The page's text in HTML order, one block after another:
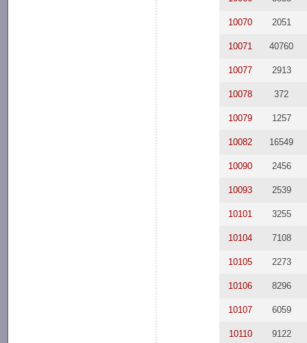
10070 2051
10071 40760
10077 2913
10078 372
10079 1257
10082 16549
10090 2456
10093 2539
10101 3255
10104 7108
10105 2273
10106 8296
10107 6059
10110 9122